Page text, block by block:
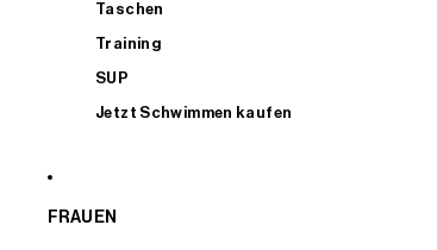
Taschen
Training
SUP
Jetzt Schwimmen kaufen
FRAUEN